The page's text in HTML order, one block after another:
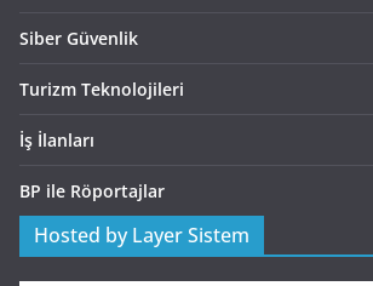
Siber Güvenlik
Turizm Teknolojileri
İş İlanları
BP ile Röportajlar
Hosted by Layer Sistem